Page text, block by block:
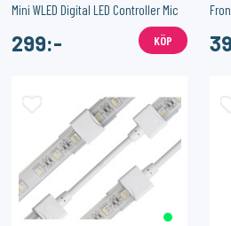
Mini WLED Digital LED Controller Mic
299:- KÖP